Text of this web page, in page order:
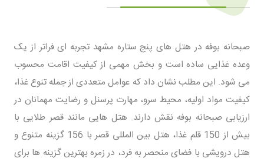
صبحانه بوفه در هتل های پنج ستاره مشهد تجربه ای فراتر از یک
وعده غذایی ساده است و بخش مهمی از کیفیت اقامت محسوب
می شود. این مطلب نشان داد که عوامل متعددی از جمله تنوع غذا،
کیفیت مواد اولیه، محیط سرو، مهارت پرسنل و رضایت مهمانان در
ارزیابی صبحانه بوفه نقش دارند. هتل هایی مانند قصر طلایی با
بیش از 150 قلم غذا، هتل بین المللی قصر با 156 گزینه متنوع و
هتل درویشی با فضای منحصر به فرد، در زمره بهترین گزینه ها برای